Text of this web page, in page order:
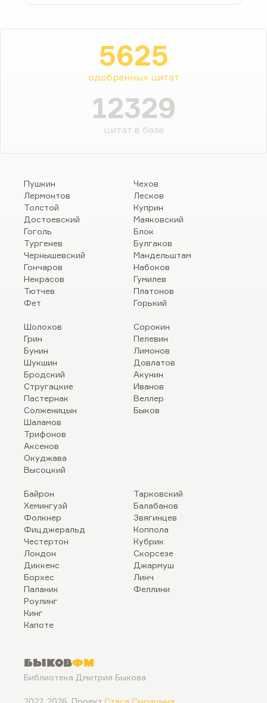
5625
одобренных цитат
12329
цитат в базе
Пушкин
Лермонтов
Толстой
Достоевский
Гоголь
Тургенев
Чернышевский
Гончаров
Некрасов
Тютчев
Фет
Чехов
Лесков
Куприн
Маяковский
Блок
Булгаков
Мандельштам
Набоков
Гумилев
Платонов
Горький
Шолохов
Грин
Бунин
Шукшин
Бродский
Стругацкие
Пастернак
Солженицын
Шаламов
Трифонов
Аксенов
Окуджава
Высоцкий
Сорокин
Пелевин
Лимонов
Довлатов
Акунин
Иванов
Веллер
Быков
Байрон
Хемингуэй
Фолкнер
Фицджеральд
Честертон
Лондон
Диккенс
Борхес
Паланик
Роулинг
Кинг
Капоте
Тарковский
Балабанов
Звягинцев
Коппола
Кубрик
Скорсезе
Джармуш
Линч
Феллини
БыковФМ
Библиотека Дмитрия Быкова
2022..2026. Проект Стаса Сырицына